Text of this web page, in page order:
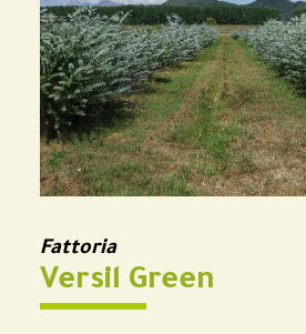
Fattoria
Versil Green